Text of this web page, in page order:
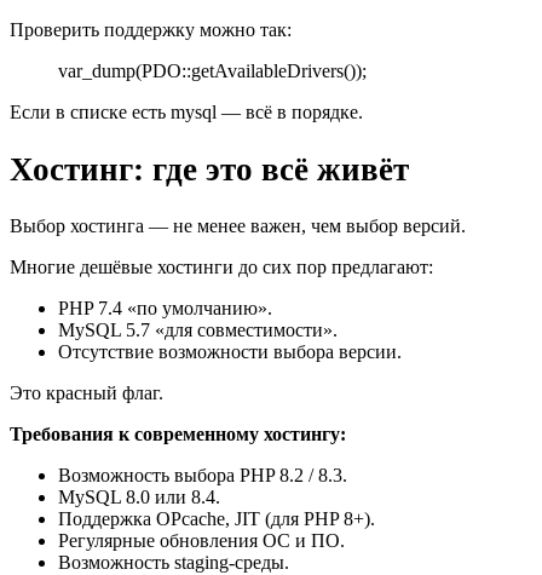
Проверить поддержку можно так:
var_dump(PDO::getAvailableDrivers());
Если в списке есть mysql — всё в порядке.
Хостинг: где это всё живёт
Выбор хостинга — не менее важен, чем выбор версий.
Многие дешёвые хостинги до сих пор предлагают:
PHP 7.4 «по умолчанию».
MySQL 5.7 «для совместимости».
Отсутствие возможности выбора версии.
Это красный флаг.
Требования к современному хостингу:
Возможность выбора PHP 8.2 / 8.3.
MySQL 8.0 или 8.4.
Поддержка OPcache, JIT (для PHP 8+).
Регулярные обновления ОС и ПО.
Возможность staging-среды.